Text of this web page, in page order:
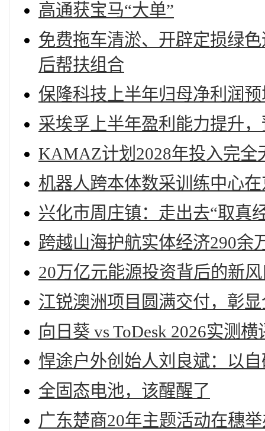
高通获宝马“大单”
免费拖车清淤、开辟定损绿
后帮扶组合
保隆科技上半年归母净利润预
采埃孚上半年盈利能力提升
KAMAZ计划2028年投入完全
机器人跨本体数采训练中心
兴化市周庄镇：走出去“取真
跨越山海护航实体经济290余
20万亿元能源投资背后的新
江锐澳洲项目圆满交付，彰
向日葵 vs ToDesk 2026实测
悍途户外创始人刘良斌：以
全固态电池，该醒醒了
广东楚商20年主题活动在穗